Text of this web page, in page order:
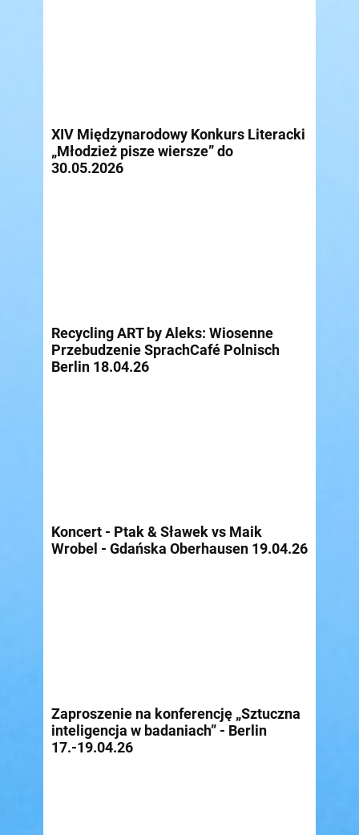
XIV Międzynarodowy Konkurs Literacki
„Młodzież pisze wiersze” do
30.05.2026
Recycling ART by Aleks: Wiosenne
Przebudzenie SprachCafé Polnisch
Berlin 18.04.26
Koncert - Ptak & Sławek vs Maik
Wrobel - Gdańska Oberhausen 19.04.26
Zaproszenie na konferencję „Sztuczna
inteligencja w badaniach” - Berlin
17.-19.04.26